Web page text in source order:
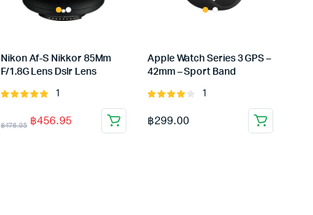
Nikon Af-S Nikkor 85Mm
F/1.8G Lens Dslr Lens
Rated
5
1
฿476.95 ฿456.95
Apple Watch Series 3 GPS –
42mm – Sport Band
Rated
of 5
1
฿299.00